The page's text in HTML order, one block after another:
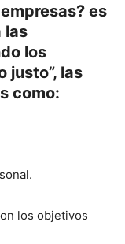
es
las
los
justo”, las
como:
los objetivos